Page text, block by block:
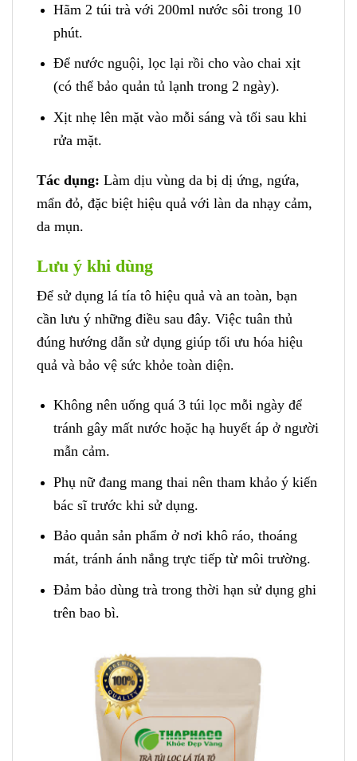
Hãm 2 túi trà với 200ml nước sôi trong 10
phút.
Để nước nguội, lọc lại rồi cho vào chai xịt
(có thể bảo quản tủ lạnh trong 2 ngày).
Xịt nhẹ lên mặt vào mỗi sáng và tối sau khi
rửa mặt.
Tác dụng: Làm dịu vùng da bị dị ứng, ngứa,
mẩn đỏ, đặc biệt hiệu quả với làn da nhạy cảm,
da mụn.
Lưu ý khi dùng
Để sử dụng lá tía tô hiệu quả và an toàn, bạn
cần lưu ý những điều sau đây. Việc tuân thủ
đúng hướng dẫn sử dụng giúp tối ưu hóa hiệu
quả và bảo vệ sức khỏe toàn diện.
Không nên uống quá 3 túi lọc mỗi ngày để
tránh gây mất nước hoặc hạ huyết áp ở người
mẫn cảm.
Phụ nữ đang mang thai nên tham khảo ý kiến
bác sĩ trước khi sử dụng.
Bảo quản sản phẩm ở nơi khô ráo, thoáng
mát, tránh ánh nắng trực tiếp từ môi trường.
Đảm bảo dùng trà trong thời hạn sử dụng ghi
trên bao bì.